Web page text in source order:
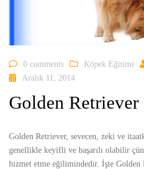
0 comments Köpek Eğitimi
Aralık 11, 2014
Golden
Golden Retriever, sevecen, zeki ve
genellikle keyifli ve başarılı olabilir
hizmet etme eğilimindedir. İşte